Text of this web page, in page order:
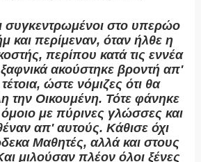
συγκεντρωμένοι στο υπερώο
και περίμεναν, όταν ήλθε η
περίπου κατά τις εννέα
ακούστηκε βροντή απ'
ώστε νόμιζες ότι θα
την Οικουμένη. Τότε φάνηκε
με πύρινες γλώσσες και
απ' αυτούς. Κάθισε όχι
Μαθητές, αλλά και στους
μιλούσαν πλέον όλοι ξένες